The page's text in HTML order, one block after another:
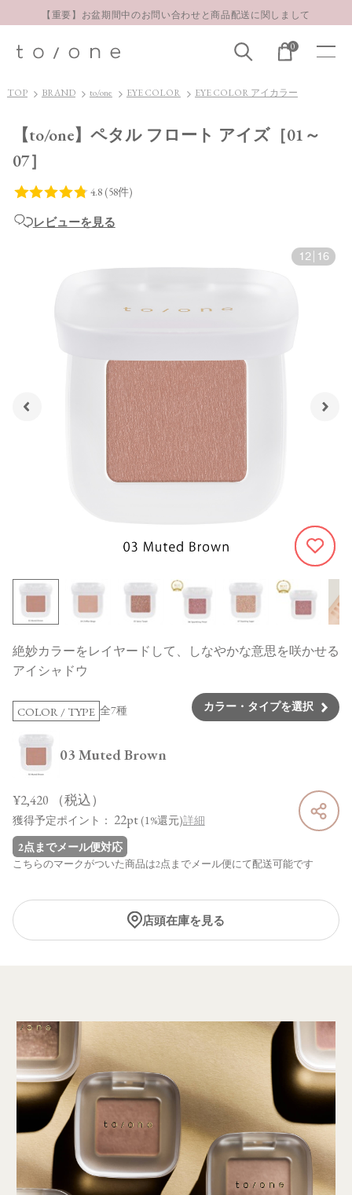
お得な定期購入コースはこちら
LINE お友達登録 500円OFFクーポンプレゼント
LINE お友達登録 500円OFFクーポンプレゼント
0
TOP BRAND to/one EYE COLOR EYE COLOR アイカラー
【to/one】ペタル フロート アイズ［01～
07］
レビューを見る
12 16
1216
絶妙カラーをレイヤードして、しなやかな意思を咲かせる
アイシャドウ
COLOR / TYPE 全7種 カラー・タイプを選択
03 Muted Brown
¥2,420 （税込）
獲得予定ポイント： 22pt (1%還元)詳細
2点までメール便対応
こちらのマークがついた商品は2点までメール便にて配送可能です
店頭在庫を見る